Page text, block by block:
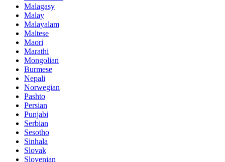
Malagasy
Malay
Malayalam
Maltese
Maori
Marathi
Mongolian
Burmese
Nepali
Norwegian
Pashto
Persian
Punjabi
Serbian
Sesotho
Sinhala
Slovak
Slovenian